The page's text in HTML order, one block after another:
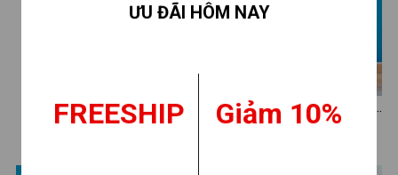
Set bộ bé gái in hình
MSICROW - Loza Kids SB33
Set bộ bé gái in hình Labubu
- Loza Kids FB105
ƯU ĐÃI HÔM NAY
FREESHIP Giảm 10%